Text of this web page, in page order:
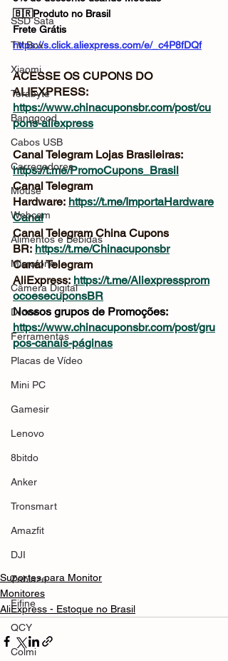
SSD Sata
TV Box
Xiaomi
Terabyte
Banggood
Cabos USB
Carregadores
Mouse
Webcam
Alimentos e Bebidas
Microfone
Câmera Digital
Drone
Ferramentas
Placas de Vídeo
Mini PC
Gamesir
Lenovo
8bitdo
Anker
Tronsmart
Amazfit
DJI
Zeblaze
Fifine
QCY
Colmi
🇧🇷Produto no Brasil
Frete Grátis
https://s.click.aliexpress.com/e/_c4P8fDQf
ACESSE OS CUPONS DO
ALIEXPRESS:
https://www.chinacuponsbr.com/post/cu
pons-aliexpress
Canal Telegram Lojas Brasileiras:
https://t.me/PromoCupons_Brasil
Canal Telegram
Hardware: https://t.me/ImportaHardware
Canal
Canal Telegram China Cupons
BR: https://t.me/Chinacuponsbr
Canal Telegram
AliExpress: https://t.me/Aliexpressprom
ocoesecuponsBR
Nossos grupos de Promoções:
https://www.chinacuponsbr.com/post/gru
pos-canais-páginas
Suportes para Monitor
Monitores
AliExpress - Estoque no Brasil